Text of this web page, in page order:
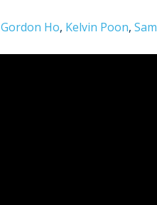
Gordon Ho, Kelvin Poon,